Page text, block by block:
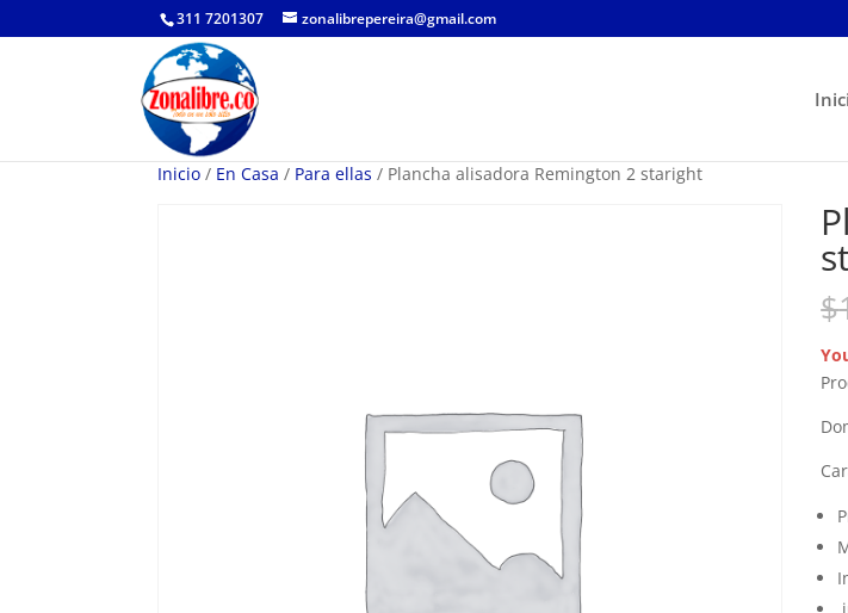
311 7201307 zonalibrepereira@gmail.com
Inicio / En Casa / Para ellas / Plancha alisadora Remington 2 staright
$